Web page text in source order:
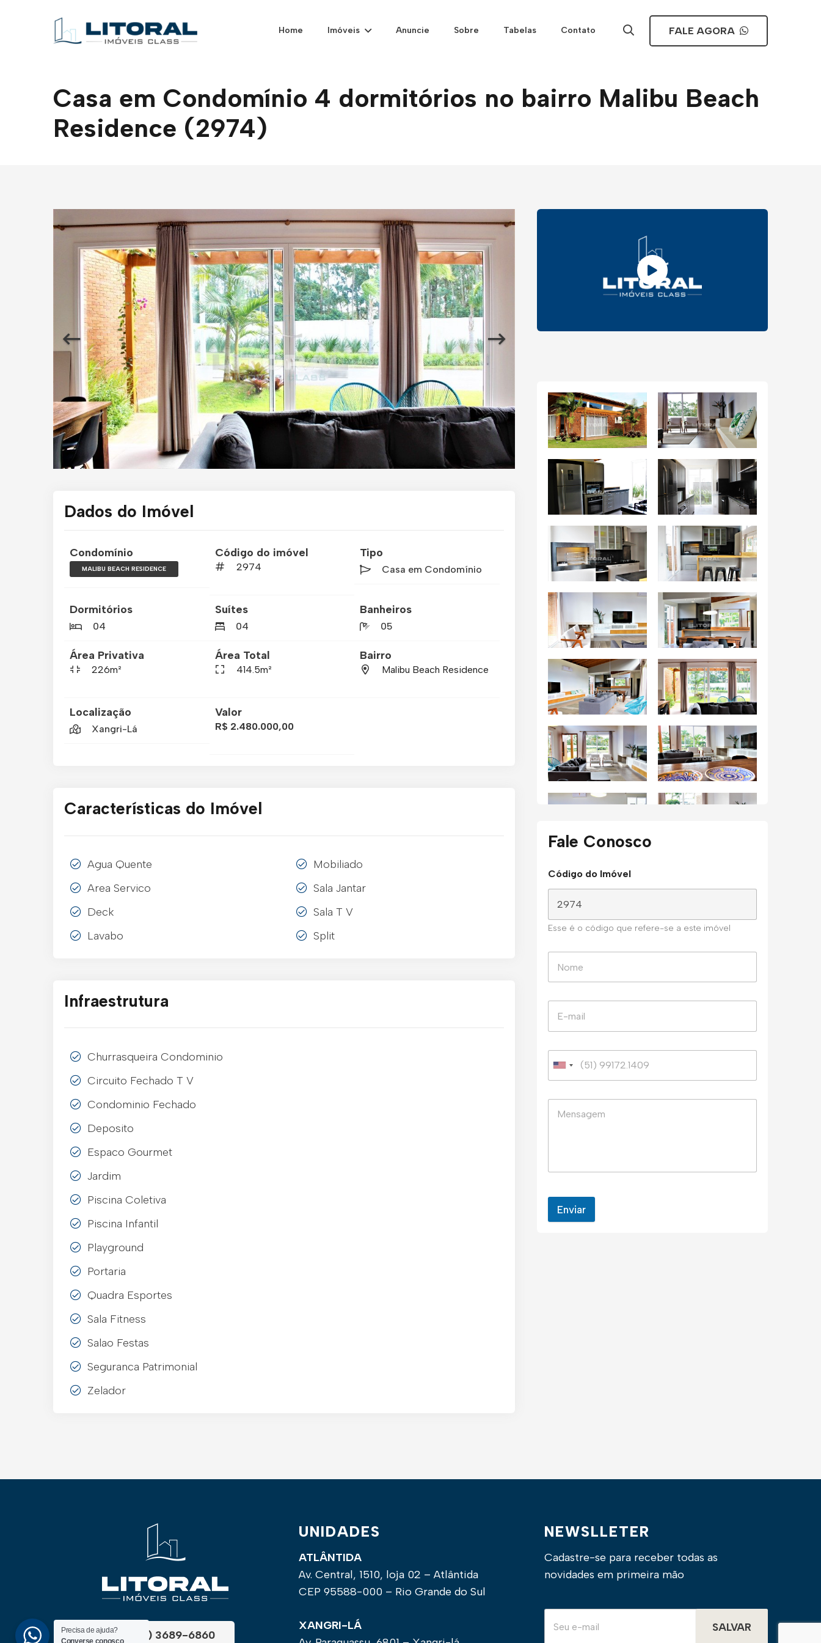
Home Imóveis Anuncie Sobre Tabelas Contato FALE AGORA
Casa em Condomínio 4 dormitórios no bairro Malibu Beach
Residence (2974)
Dados do Imóvel
Condomínio
MALIBU BEACH RESIDENCE
Código do imóvel
2974
Tipo
Casa em Condomínio
Dormitórios
04
Suítes
04
Banheiros
05
Área Privativa
226m²
Área Total
414.5m²
Bairro
Malibu Beach Residence
Localização
Xangri-Lá
Valor
R$ 2.480.000,00
Características do Imóvel
Agua Quente
Area Servico
Deck
Lavabo
Mobiliado
Sala Jantar
Sala T V
Split
Infraestrutura
Churrasqueira Condominio
Circuito Fechado T V
Condominio Fechado
Deposito
Espaco Gourmet
Jardim
Piscina Coletiva
Piscina Infantil
Playground
Portaria
Quadra Esportes
Sala Fitness
Salao Festas
Seguranca Patrimonial
Zelador
Fale Conosco
Código do Imóvel
Esse é o código que refere-se a este imóvel
Enviar
(51) 3689-6860
UNIDADES
ATLÂNTIDA
Av. Central, 1510, loja 02 – Atlântida
CEP 95588-000 – Rio Grande do Sul
XANGRI-LÁ
NEWSLLETER
Cadastre-se para receber todas as
novidades em primeira mão
SALVAR
Precisa de ajuda?
Converse conosco